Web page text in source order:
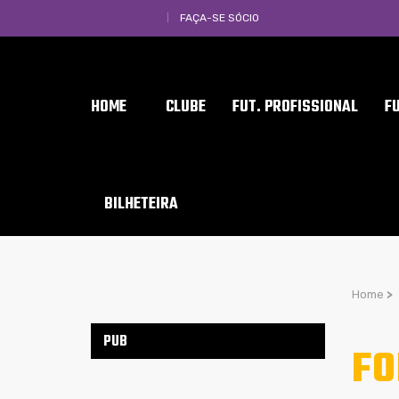
FAÇA-SE SÓCIO
HOME CLUBE FUT. PROFISSIONAL
BILHETEIRA
Home >
PUB